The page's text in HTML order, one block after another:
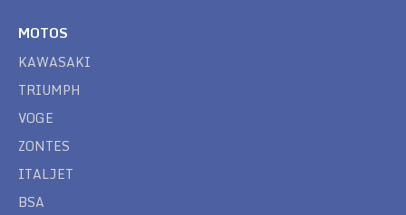
MOTOS
KAWASAKI
TRIUMPH
VOGE
ZONTES
ITALJET
BSA